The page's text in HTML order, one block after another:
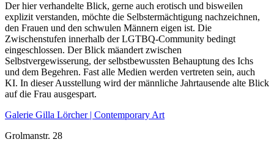
Der hier verhandelte Blick, gerne auch erotisch und bisweilen
explizit verstanden, möchte die Selbstermächtigung nachzeichnen,
den Frauen und den schwulen Männern eigen ist. Die
Zwischenstufen innerhalb der LGTBQ-Community bedingt
eingeschlossen. Der Blick mäandert zwischen
Selbstvergewisserung, der selbstbewussten Behauptung des Ichs
und dem Begehren. Fast alle Medien werden vertreten sein, auch
KI. In dieser Ausstellung wird der männliche Jahrtausende alte Blick
auf die Frau ausgespart.
Galerie Gilla Lörcher | Contemporary Art
Grolmanstr. 28